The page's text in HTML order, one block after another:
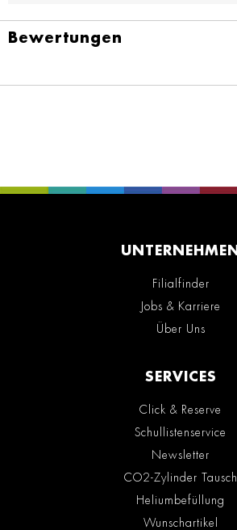
Bewertungen
UNTERNEHMEN
Filialfinder
Jobs & Karriere
Über Uns
SERVICES
Click & Reserve
Schullistenservice
Newsletter
CO2-Zylinder Tausch
Heliumbefüllung
Wunschartikel